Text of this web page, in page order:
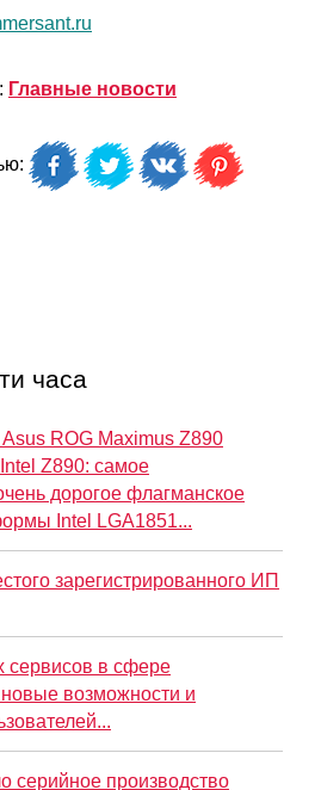
Главные новости
часа
ROG Maximus Z890
Z890: самое
дорогое флагманское
Intel LGA1851...
зарегистрированного ИП
сервисов в сфере
возможности и
серийное производство